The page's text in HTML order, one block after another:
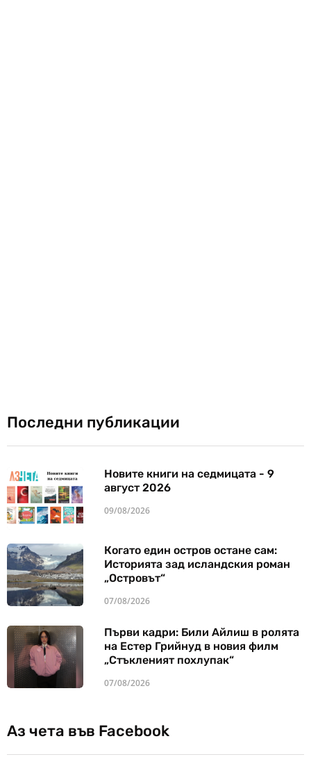
Последни публикации
Новите книги на седмицата - 9
август 2026
09/08/2026
Когато един остров остане сам:
Историята зад исландския роман
„Островът“
07/08/2026
Първи кадри: Били Айлиш в ролята
на Естер Грийнуд в новия филм
„Стъкленият похлупак“
07/08/2026
Аз чета във Facebook